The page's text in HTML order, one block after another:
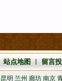
站点地图 留言
昆明 兰州 廊坊 南京